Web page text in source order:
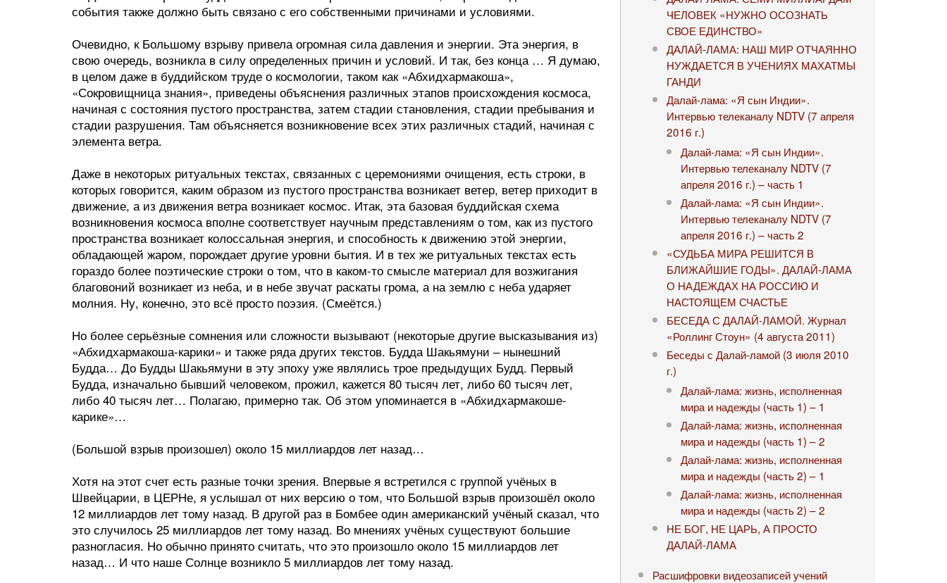
события также должно быть связано с его собственными причинами и условиями.
Очевидно, к Большому взрыву привела огромная сила давления и энергии. Эта энергия, в
свою очередь, возникла в силу определенных причин и условий. И так, без конца … Я думаю,
в целом даже в буддийском труде о космологии, таком как «Абхидхармакоша»,
«Сокровищница знания», приведены объяснения различных этапов происхождения космоса,
начиная с состояния пустого пространства, затем стадии становления, стадии пребывания и
стадии разрушения. Там объясняется возникновение всех этих различных стадий, начиная с
элемента ветра.
Даже в некоторых ритуальных текстах, связанных с церемониями очищения, есть строки, в
которых говорится, каким образом из пустого пространства возникает ветер, ветер приходит в
движение, а из движения ветра возникает космос. Итак, эта базовая буддийская схема
возникновения космоса вполне соответствует научным представлениям о том, как из пустого
пространства возникает колоссальная энергия, и способность к движению этой энергии,
обладающей жаром, порождает другие уровни бытия. И в тех же ритуальных текстах есть
гораздо более поэтические строки о том, что в каком-то смысле материал для возжигания
благовоний возникает из неба, и в небе звучат раскаты грома, а на землю с неба ударяет
молния. Ну, конечно, это всё просто поэзия. (Смеётся.)
Но более серьёзные сомнения или сложности вызывают (некоторые другие высказывания из)
«Абхидхармакоша-карики» и также ряда других текстов. Будда Шакьямуни ‒ нынешний
Будда… До Будды Шакьямуни в эту эпоху уже являлись трое предыдущих Будд. Первый
Будда, изначально бывший человеком, прожил, кажется 80 тысяч лет, либо 60 тысяч лет,
либо 40 тысяч лет… Полагаю, примерно так. Об этом упоминается в «Абхидхармакоше-
карике»…
(Большой взрыв произошел) около 15 миллиардов лет назад…
Хотя на этот счет есть разные точки зрения. Впервые я встретился с группой учёных в
Швейцарии, в ЦЕРНе, я услышал от них версию о том, что Большой взрыв произошёл около
12 миллиардов лет тому назад. В другой раз в Бомбее один американский учёный сказал, что
это случилось 25 миллиардов лет тому назад. Во мнениях учёных существуют большие
разногласия. Но обычно принято считать, что это произошло около 15 миллиардов лет
назад… И что наше Солнце возникло 5 миллиардов лет тому назад.
ЧЕЛОВЕК «НУЖНО ОСОЗНАТЬ
СВОЕ ЕДИНСТВО»
ДАЛАЙ-ЛАМА: НАШ МИР ОТЧАЯННО
НУЖДАЕТСЯ В УЧЕНИЯХ МАХАТМЫ
ГАНДИ
Далай-лама: «Я сын Индии».
Интервью телеканалу NDTV (7 апреля
2016 г.)
Далай-лама: «Я сын Индии».
Интервью телеканалу NDTV (7
апреля 2016 г.) – часть 1
Далай-лама: «Я сын Индии».
Интервью телеканалу NDTV (7
апреля 2016 г.) – часть 2
«СУДЬБА МИРА РЕШИТСЯ В
БЛИЖАЙШИЕ ГОДЫ». ДАЛАЙ-ЛАМА
О НАДЕЖДАХ НА РОССИЮ И
НАСТОЯЩЕМ СЧАСТЬЕ
БЕСЕДА С ДАЛАЙ-ЛАМОЙ. Журнал
«Роллинг Стоун» (4 августа 2011)
Беседы с Далай-ламой (3 июля 2010
г.)
Далай-лама: жизнь, исполненная
мира и надежды (часть 1) – 1
Далай-лама: жизнь, исполненная
мира и надежды (часть 1) – 2
Далай-лама: жизнь, исполненная
мира и надежды (часть 2) – 1
Далай-лама: жизнь, исполненная
мира и надежды (часть 2) – 2
НЕ БОГ, НЕ ЦАРЬ, А ПРОСТО
ДАЛАЙ-ЛАМА
Расшифровки видеозаписей учений